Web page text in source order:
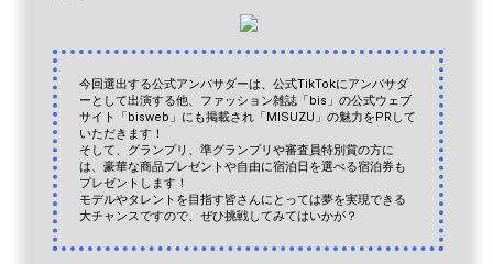
今回選出する公式アンバサダーは、公式TikTokにアンバサダ
ーとして出演する他、ファッション雑誌「bis」の公式ウェブ
サイト「bisweb」にも掲載され「MISUZU」の魅力をPRして
いただきます！
そして、グランプリ、準グランプリや審査員特別賞の方に
は、豪華な商品プレゼントや自由に宿泊日を選べる宿泊券も
プレゼントします！
モデルやタレントを目指す皆さんにとっては夢を実現できる
大チャンスですので、ぜひ挑戦してみてはいかが？